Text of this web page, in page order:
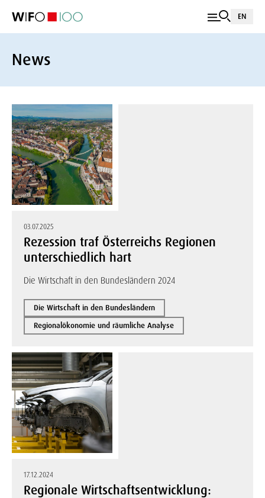
EN
News
03.07.2025
Rezession traf Österreichs Regionen
unterschiedlich hart
Die Wirtschaft in den Bundesländern 2024
Die Wirtschaft in den Bundesländern
Regionalökonomie und räumliche Analyse
17.12.2024
Regionale Wirtschaftsentwicklung: